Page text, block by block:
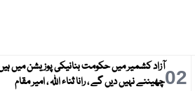
02آزاد کشمیر میں حکومت بنانیکی پوزیشن میں
چھیننے نہیں دیں گے ، رانا ثناء اللہ ، امیر مقام